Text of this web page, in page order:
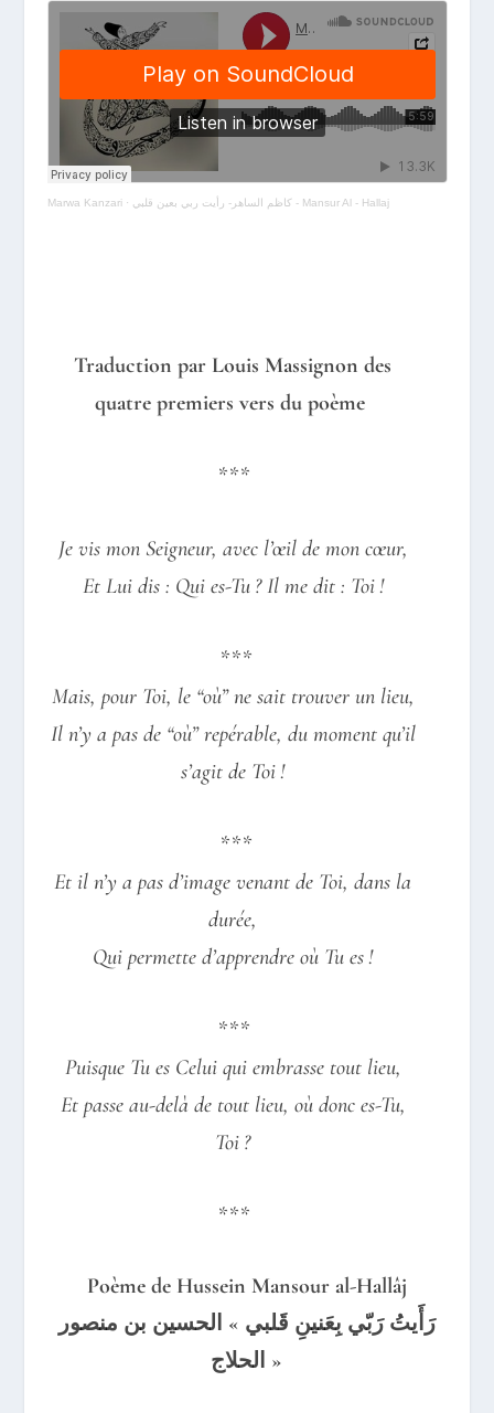
Marwa Kanzari· كاظم الساهر- رأيت ربي بعين قلبي - Mansur Al - Hallaj
Traductionpar Louis Massignondes
quatre premiers vers du poème
***
Je vis mon Seigneur, avec l’œil de mon cœur,
Et Lui dis : Qui es-Tu ? Il me dit : Toi !
***
Mais, pour Toi, le “où” ne sait trouver un lieu,
Il n’y a pas de “où” repérable, du moment qu’il
s’agit de Toi !
***
Et il n’y a pas d’image venant de Toi, dans la
durée,
Qui permette d’apprendre où Tu es !
***
Puisque Tu es Celui qui embrasse tout lieu,
Et passe au-​delà de tout lieu, où donc es-Tu,
Toi ?
***
Poème de Hussein Mansour al-Hallâj
رَأَيتُ رَبّي بِعَنينِ قَلبي » الحسين بن منصور
الحلاج »